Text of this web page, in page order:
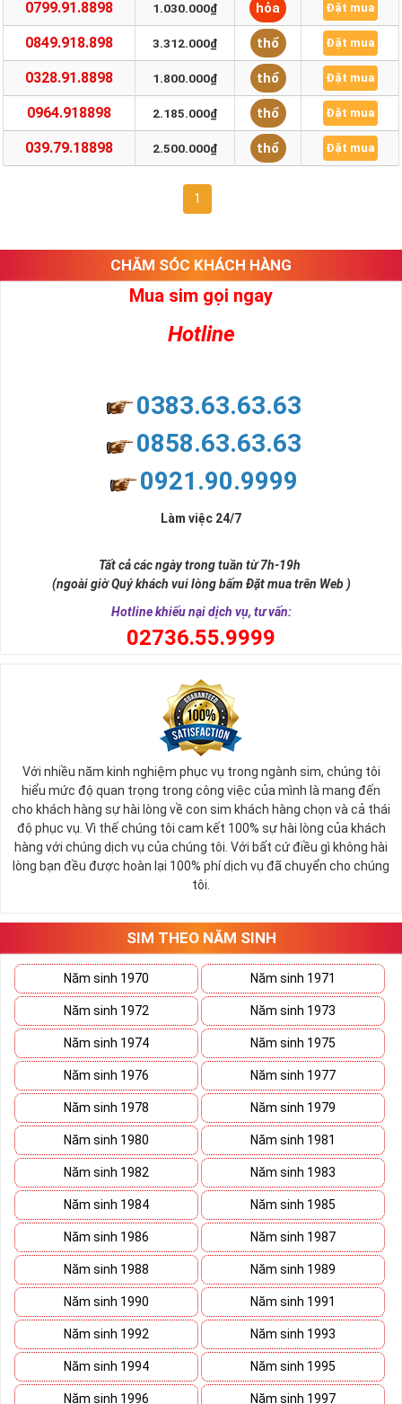
0799.91.8898 1.030.000₫ hỏa Đặt mua
0849.918.898 3.312.000₫ thổ Đặt mua
0328.91.8898 1.800.000₫ thổ Đặt mua
0964.918898 2.185.000₫ thổ Đặt mua
039.79.18898 2.500.000₫ thổ Đặt mua
1
CHĂM SÓC KHÁCH HÀNG
Mua sim gọi ngay
Hotline
0383.63.63.63
0858.63.63.63
0921.90.9999
Làm việc 24/7
Tất cả các ngày trong tuần từ 7h-19h
(ngoài giờ Quý khách vui lòng bấm Đặt mua trên Web )
Hotline khiếu nại dịch vụ, tư vấn:
02736.55.9999
Với nhiều năm kinh nghiệm phục vụ trong ngành sim, chúng tôi
hiểu mức độ quan trọng trong công việc của mình là mang đến
cho khách hàng sự hài lòng về con sim khách hàng chọn và cả thái
độ phục vụ. Vì thế chúng tôi cam kết 100% sự hài lòng của khách
hàng với chúng dịch vụ của chúng tôi. Với bất cứ điều gì không hài
lòng bạn đều được hoàn lại 100% phí dịch vụ đã chuyển cho chúng
tôi.
SIM THEO NĂM SINH
Năm sinh 1970 Năm sinh 1971
Năm sinh 1972 Năm sinh 1973
Năm sinh 1974 Năm sinh 1975
Năm sinh 1976 Năm sinh 1977
Năm sinh 1978 Năm sinh 1979
Năm sinh 1980 Năm sinh 1981
Năm sinh 1982 Năm sinh 1983
Năm sinh 1984 Năm sinh 1985
Năm sinh 1986 Năm sinh 1987
Năm sinh 1988 Năm sinh 1989
Năm sinh 1990 Năm sinh 1991
Năm sinh 1992 Năm sinh 1993
Năm sinh 1994 Năm sinh 1995
Năm sinh 1996 Năm sinh 1997